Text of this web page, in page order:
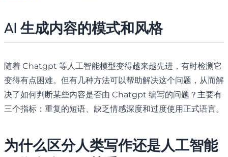
AI 生成内容的模式和风格
随着 Chatgpt 等人工智能模型变得越来越先进，有时检测它
变得有点困难。但有几种方法可以帮助解决这个问题，从而解
决了如何判断某些内容是否由 Chatgpt 编写的问题？主要有
三个指标：重复的短语、缺乏情感深度和过度使用正式语言。
为什么区分人类写作还是人工智能